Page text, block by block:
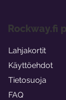
Rockway.fi
Lahjakortit
Käyttöehdot
Tietosuoja
FAQ